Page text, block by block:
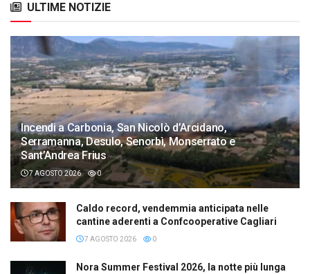
ULTIME NOTIZIE
Incendi a Carbonia, San Nicolò d’Arcidano,
Serramanna, Desulo, Senorbì, Monserrato e
Sant’Andrea Frius
7 AGOSTO 2026 0
Caldo record, vendemmia anticipata nelle
cantine aderenti a Confcooperative Cagliari
7 AGOSTO 2026 0
Nora Summer Festival 2026, la notte più lunga